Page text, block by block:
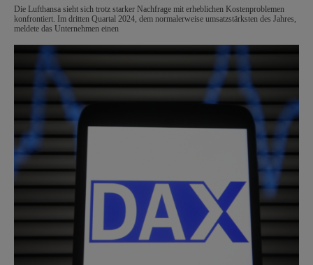
Die Lufthansa sieht sich trotz starker Nachfrage mit erheblichen Kostenproblemen
konfrontiert. Im dritten Quartal 2024, dem normalerweise umsatzstärksten des Jahres,
meldete das Unternehmen einen